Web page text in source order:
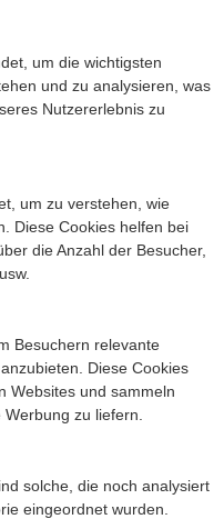
um die wichtigsten
und zu analysieren, was
Nutzererlebnis zu
um zu verstehen, wie
Diese Cookies helfen bei
die Anzahl der Besucher,
Besuchern relevante
Diese Cookies
Websites und sammeln
zu liefern.
solche, die noch analysiert
eingeordnet wurden.